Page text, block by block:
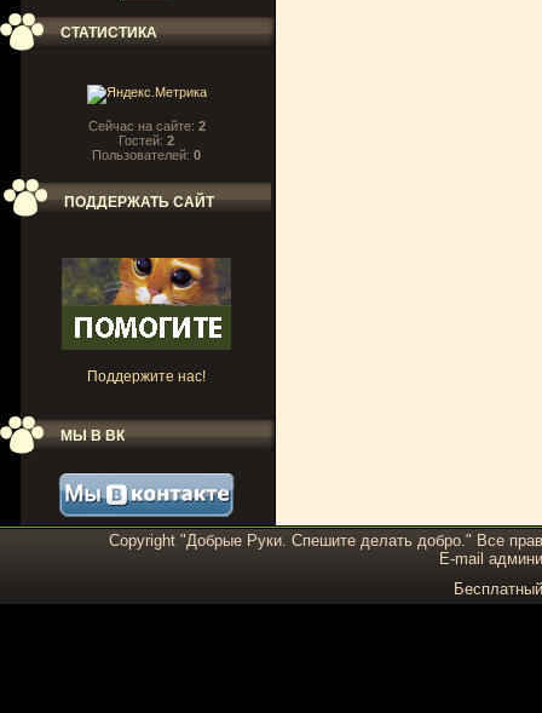
СТАТИСТИКА
Сейчас на сайте: 2
Гостей: 2
Пользователей: 0
ПОДДЕРЖАТЬ САЙТ
Поддержите нас!
МЫ В ВК
Copyright "Добрые Руки. Спешите делать добро." Все
E-mail